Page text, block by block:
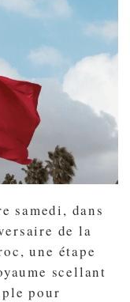
samedi, dans
de la
une étape
scellant
pour